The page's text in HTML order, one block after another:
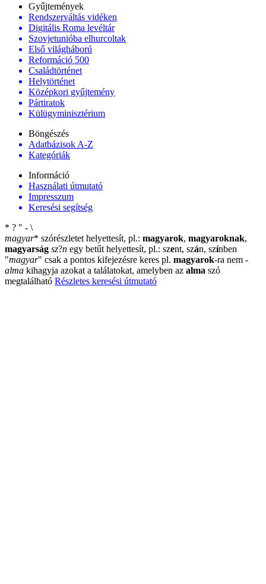
Gyűjtemények
Rendszerváltás vidéken
Digitális Roma levéltár
Szovjetunióba elhurcoltak
Első világháború
Reformáció 500
Családtörténet
Helytörténet
Középkori gyűjtemény
Pártiratok
Külügyminisztérium
Böngészés
Adatbázisok A-Z
Kategóriák
Információ
Használati útmutató
Impresszum
Keresési segítség
* ? " - \
magyar* szórészletet helyettesít, pl.: magyarok, magyaroknak,
magyarság sz?n egy betűt helyettesít, pl.: szent, szán, színben
"magyar" csak a pontos kifejezésre keres pl. magyarok-ra nem -
alma kihagyja azokat a találatokat, amelyben az alma szó
megtalálható Részletes keresési útmutató